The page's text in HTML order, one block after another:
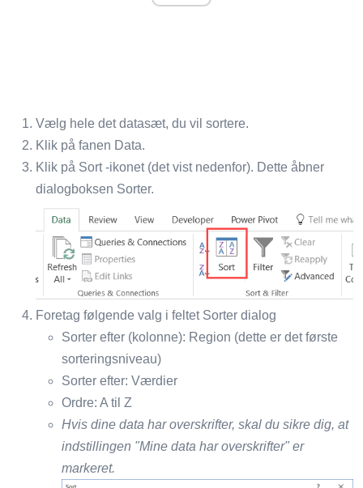
Vælg hele det datasæt, du vil sortere.
Klik på fanen Data.
Klik på Sort -ikonet (det vist nedenfor). Dette åbner
dialogboksen Sorter.
Foretag følgende valg i feltet Sorter dialog
Sorter efter (kolonne): Region (dette er det første
sorteringsniveau)
Sorter efter: Værdier
Ordre: A til Z
Hvis dine data har overskrifter, skal du sikre dig, at
indstillingen "Mine data har overskrifter" er
markeret.